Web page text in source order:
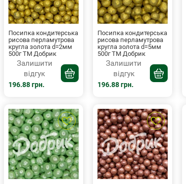
Посипка кондитерська
рисова перламутрова
кругла золота d=2мм
500г ТМ Добрик
Залишити
відгук
196.88 грн.
Посипка кондитерська
рисова перламутрова
кругла золота d=5мм
500г ТМ Добрик
Залишити
відгук
196.88 грн.